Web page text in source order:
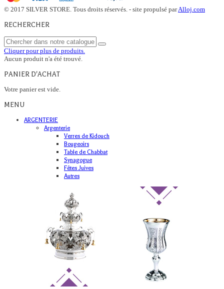
© 2017 SILVER STORE. Tous droits réservés. - site propulsé parAlloj.com
RECHERCHER
Cliquer pour plus de produits.
Aucun produit n'a été trouvé.
PANIER D'ACHAT
Votre panier est vide.
MENU
ARGENTERIE
Argenterie
Verres de Kidouch
Bougeoirs
Table de Chabbat
Synagogue
Fêtes Juives
Autres